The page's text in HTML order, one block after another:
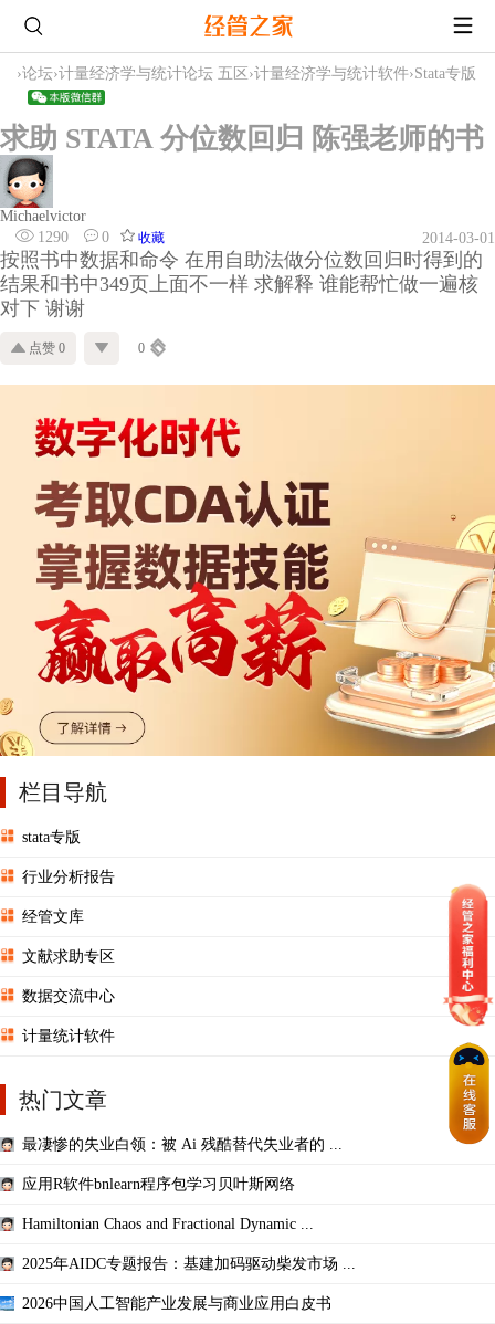
›论坛›计量经济学与统计论坛 五区 ›计量经济学与统计软件›Stata专版
求助 STATA 分位数回归 陈强老师的书
Michaelvictor
1290
0 收藏 2014-03-01
按照书中数据和命令 在用自助法做分位数回归时得到的
结果和书中349页上面不一样 求解释 谁能帮忙做一遍核
对下 谢谢
点赞 0 0
栏目导航
stata专版
行业分析报告
经管文库
文献求助专区
数据交流中心
计量统计软件
热门文章
最凄惨的失业白领：被 Ai 残酷替代失业者的 ...
应用R软件bnlearn程序包学习贝叶斯网络
Hamiltonian Chaos and Fractional Dynamic ...
2025年AIDC专题报告：基建加码驱动柴发市场 ...
2026中国人工智能产业发展与商业应用白皮书